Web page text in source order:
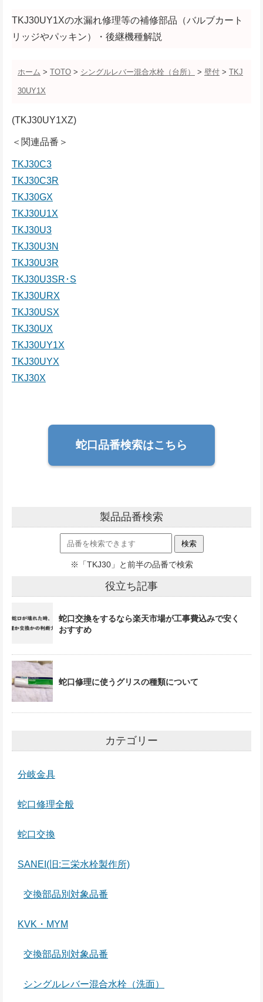
TKJ30UY1Xの水漏れ修理等の補修部品（バルブカート
リッジやパッキン）・後継機種解説
ホーム > TOTO > シングルレバー混合水栓（台所） > 壁付 > TKJ
30UY1X
(TKJ30UY1XZ)
＜関連品番＞
TKJ30C3
TKJ30C3R
TKJ30GX
TKJ30U1X
TKJ30U3
TKJ30U3N
TKJ30U3R
TKJ30U3SR･S
TKJ30URX
TKJ30USX
TKJ30UX
TKJ30UY1X
TKJ30UYX
TKJ30X
蛇口品番検索はこちら
製品品番検索
※「TKJ30」と前半の品番で検索
役立ち記事
蛇口交換をするなら楽天市場が工事費込みで安く
おすすめ
蛇口修理に使うグリスの種類について
カテゴリー
分岐金具
蛇口修理全般
蛇口交換
SANEI(旧:三栄水栓製作所)
交換部品別対象品番
KVK・MYM
交換部品別対象品番
シングルレバー混合水栓（洗面）